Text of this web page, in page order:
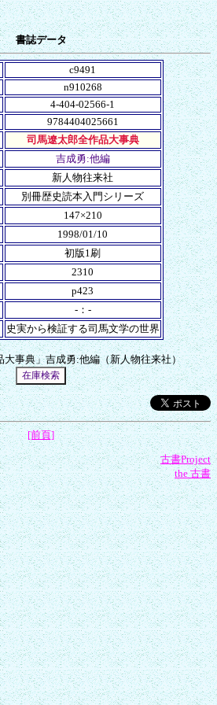
書誌データ
c9491
n910268
4-404-02566-1
9784404025661
司馬遼太郎全作品大事典
吉成勇:他編
新人物往来社
別冊歴史読本入門シリーズ
147×210
1998/01/10
初版1刷
2310
p423
-：-
史実から検証する司馬文学の世界
[前頁]
古書Project
the 古書